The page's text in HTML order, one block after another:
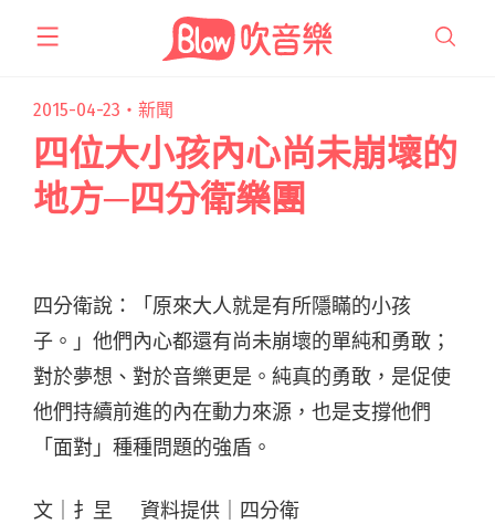
2015-04-23・ 新聞
四位大小孩內心尚未崩壞的
地方─四分衛樂團
四分衛說：「原來大人就是有所隱瞞的小孩
子。」他們內心都還有尚未崩壞的單純和勇敢；
對於夢想、對於音樂更是。純真的勇敢，是促使
他們持續前進的內在動力來源，也是支撐他們
「面對」種種問題的強盾。
文｜扌圼 資料提供｜四分衛